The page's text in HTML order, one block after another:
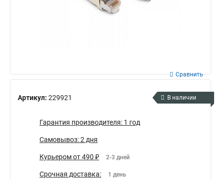
Артикул: 229921
Сравнить
В наличии
Гарантия производителя: 1 год
Самовывоз: 2 дня
Курьером от 490 ₽ 2-3 дней
Срочная доставка: 1 день